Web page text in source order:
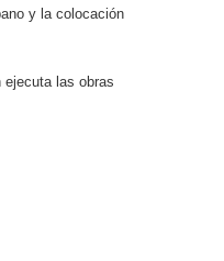
y la colocación
ejecuta las obras